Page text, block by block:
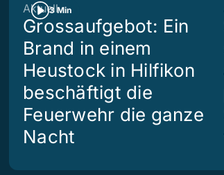
3 Min
Aktuell
Grossaufgebot: Ein
Brand in einem
Heustock in Hilfikon
beschäftigt die
Feuerwehr die ganze
Nacht